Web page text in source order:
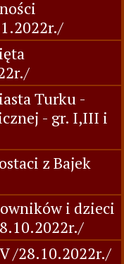
Turku -
- gr. I,III i
z Bajek
i dzieci
/28.10.2022r./